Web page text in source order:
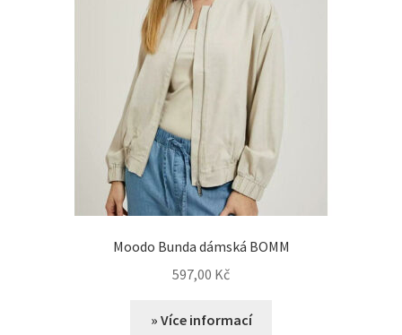
Moodo Bunda dámská BOMM
597,00 Kč
» Více informací